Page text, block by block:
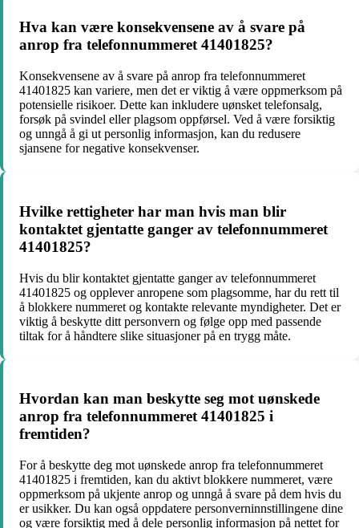
Hva kan være konsekvensene av å svare på
anrop fra telefonnummeret 41401825?
Konsekvensene av å svare på anrop fra telefonnummeret
41401825 kan variere, men det er viktig å være oppmerksom på
potensielle risikoer. Dette kan inkludere uønsket telefonsalg,
forsøk på svindel eller plagsom oppførsel. Ved å være forsiktig
og unngå å gi ut personlig informasjon, kan du redusere
sjansene for negative konsekvenser.
Hvilke rettigheter har man hvis man blir
kontaktet gjentatte ganger av telefonnummeret
41401825?
Hvis du blir kontaktet gjentatte ganger av telefonnummeret
41401825 og opplever anropene som plagsomme, har du rett til
å blokkere nummeret og kontakte relevante myndigheter. Det er
viktig å beskytte ditt personvern og følge opp med passende
tiltak for å håndtere slike situasjoner på en trygg måte.
Hvordan kan man beskytte seg mot uønskede
anrop fra telefonnummeret 41401825 i
fremtiden?
For å beskytte deg mot uønskede anrop fra telefonnummeret
41401825 i fremtiden, kan du aktivt blokkere nummeret, være
oppmerksom på ukjente anrop og unngå å svare på dem hvis du
er usikker. Du kan også oppdatere personverninnstillingene dine
og være forsiktig med å dele personlig informasjon på nettet for